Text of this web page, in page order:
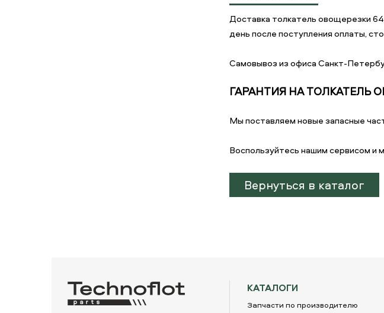
Доставка толкатель овощерезки
день после поступления оплаты,
Самовывоз из офиса Санкт-
ГАРАНТИЯ НА ТОЛКАТЕЛЬ
Мы поставляем новые запасные
Воспользуйтесь нашим сервисом
Вернуться в каталог
КАТАЛОГИ
Запчасти по производителю